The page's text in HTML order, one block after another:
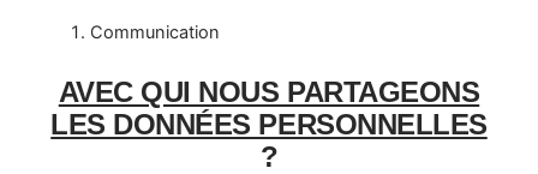
Communication
AVEC QUI NOUS PARTAGEONS
LES DONNÉES PERSONNELLES
?